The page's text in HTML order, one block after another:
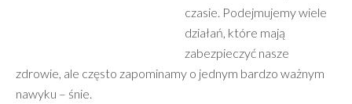
czasie. Podejmujemy wiele
działań, które mają
zabezpieczyć nasze
zdrowie, ale często zapominamy o jednym bardzo ważnym
nawyku – śnie.